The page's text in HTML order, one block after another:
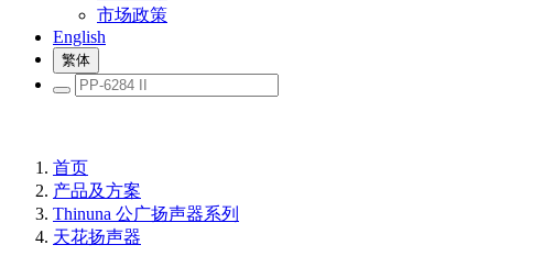
市场政策
English
繁体
首页
产品及方案
Thinuna 公广扬声器系列
天花扬声器